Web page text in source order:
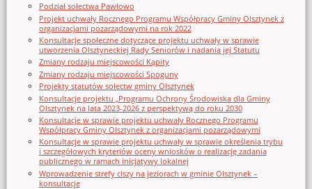
Podział sołectwa Pawłowo
Projekt uchwały Rocznego Programu Współpracy Gminy Olsztynek z
organizacjami pozarządowymi na rok 2022
Konsultacje społeczne dotyczące projektu uchwały w sprawie
utworzenia Olsztyneckiej Rady Seniorów i nadania jej Statutu
Zmiany rodzaju miejscowości Kąpity
Zmiany rodzaju miejscowości Spoguny
Projekty statutów sołectw gminy Olsztynek
Konsultacje projektu „Programu Ochrony Środowiska dla Gminy
Olsztynek na lata 2023-2026 z perspektywą do roku 2030
Konsultacje w sprawie projektu uchwały Rocznego Programu
Współpracy Gminy Olsztynek z organizacjami pozarządowymi
Konsultacje w sprawie projektu uchwały w sprawie określenia trybu
i szczegółowych kryteriów oceny wniosków o realizację zadania
publicznego w ramach inicjatywy lokalnej
Wprowadzenie strefy ciszy na jeziorach w gminie Olsztynek –
konsultacje